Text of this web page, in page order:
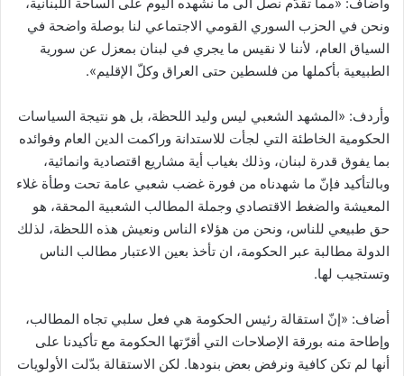
ونحن في الحزب السوري القومي الاجتماعي لنا بوصلة واضحة في
السياق العام، لأننا لا نقيس ما يجري في لبنان بمعزل عن سورية
الطبيعية بأكملها من فلسطين حتى العراق وكلّ الإقليم».
وأردف: «المشهد الشعبي ليس وليد اللحظة، بل هو نتيجة السياسات
الحكومية الخاطئة التي لجأت للاستدانة وراكمت الدين العام وفوائده
بما يفوق قدرة لبنان، وذلك بغياب أية مشاريع اقتصادية وانمائية،
وبالتأكيد فإنّ ما شهدناه من فورة غضب شعبي عامة تحت وطأة غلاء
المعيشة والضغط الاقتصادي وجملة المطالب الشعبية المحقة، هو
حق طبيعي للناس، ونحن من هؤلاء الناس ونعيش هذه اللحظة، لذلك
الدولة مطالبة عبر الحكومة، ان تأخذ بعين الاعتبار مطالب الناس
وتستجيب لها.
أضاف: «إنّ استقالة رئيس الحكومة هي فعل سلبي تجاه المطالب،
وإطاحة منه بورقة الإصلاحات التي أقرّتها الحكومة مع تأكيدنا على
أنها لم تكن كافية ونرفض بعض بنودها. لكن الاستقالة بدّلت الأولويات